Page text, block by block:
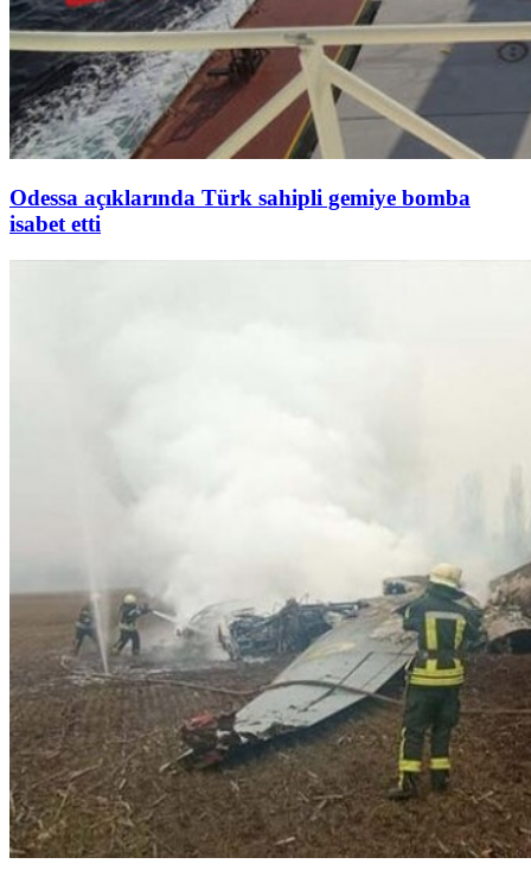
Odessa açıklarında Türk sahipli gemiye bomba
isabet etti